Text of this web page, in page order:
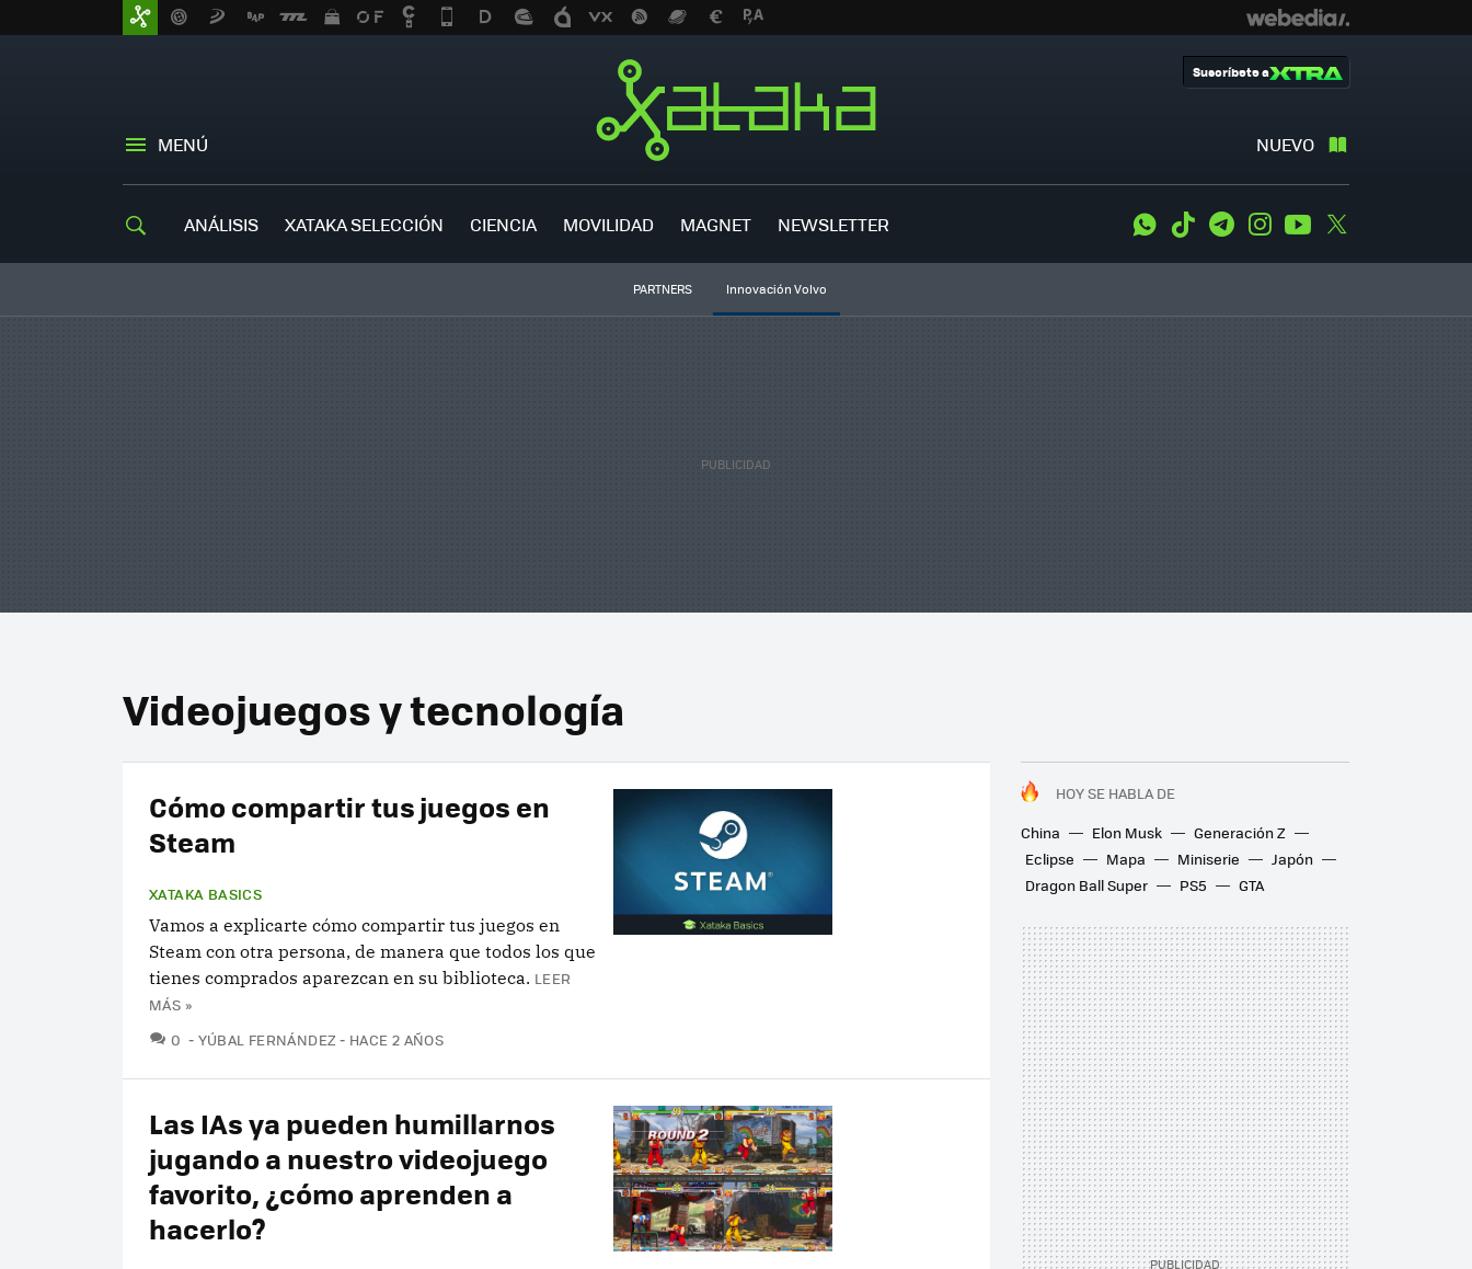
MENÚ NUEVO
Suscríbete a
ANÁLISIS XATAKA SELECCIÓN CIENCIA MOVILIDAD MAGNET NEWSLETTER WhatsApp
Tiktok TelegramInstagramYoutube
PARTNERS Innovación Volvo
Videojuegos y tecnología
HOY SE HABLA DE
China
Elon Musk
Generación Z
Eclipse
Mapa Miniserie
Japón
Dragon Ball Super
PS5 GTA
Cómo compartir tus juegos en
Steam
XATAKA BASICS
Vamos a explicarte cómo compartir tus juegos en
Steam con otra persona, de manera que todos los que
tienes comprados aparezcan en su biblioteca. LEER
MÁS »
0 COMENTARIOS
YÚBAL FERNÁNDEZ HACE 2 AÑOS
Las IAs ya pueden humillarnos
jugando a nuestro videojuego
favorito, ¿cómo aprenden a
hacerlo?